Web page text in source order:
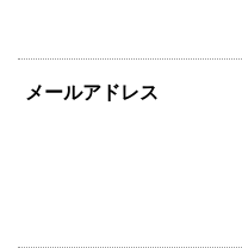
メールアドレス